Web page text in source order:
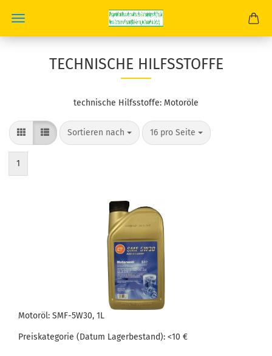
TECHNISCHE HILFSSTOFFE
technische Hilfsstoffe: Motoröle
Sortieren nach
Sortieren nach 16 pro Seite
pro Seite
1
Mo­tor­öl: SMF-​5W30, 1L
Preis­ka­te­go­rie (Datum La­ger­be­stand): <10 €